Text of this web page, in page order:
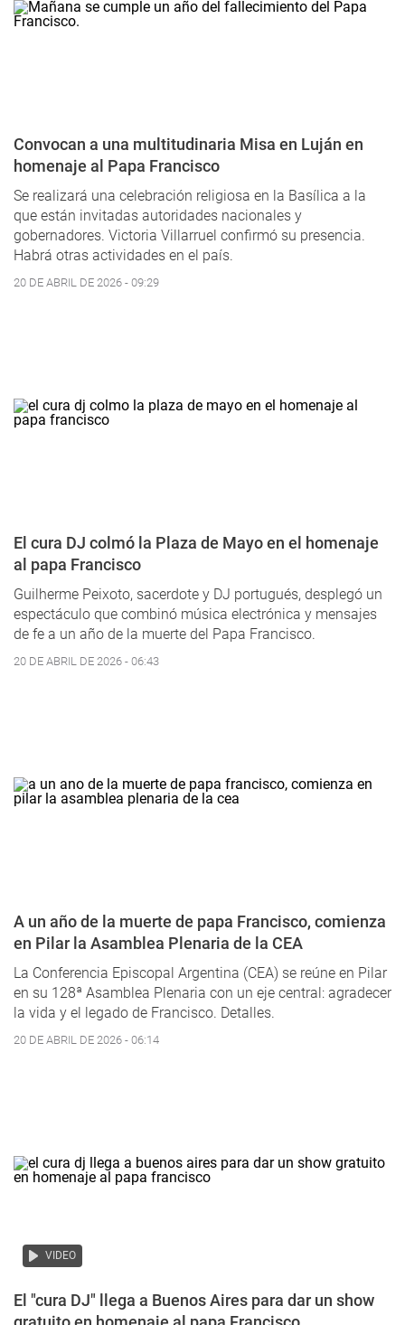
Convocan a una multitudinaria Misa en Luján en
homenaje al Papa Francisco
Se realizará una celebración religiosa en la Basílica a la
que están invitadas autoridades nacionales y
gobernadores. Victoria Villarruel confirmó su presencia.
Habrá otras actividades en el país.
20 DE ABRIL DE 2026 - 09:29
El cura DJ colmó la Plaza de Mayo en el homenaje
al papa Francisco
Guilherme Peixoto, sacerdote y DJ portugués, desplegó un
espectáculo que combinó música electrónica y mensajes
de fe a un año de la muerte del Papa Francisco.
20 DE ABRIL DE 2026 - 06:43
A un año de la muerte de papa Francisco, comienza
en Pilar la Asamblea Plenaria de la CEA
La Conferencia Episcopal Argentina (CEA) se reúne en Pilar
en su 128ª Asamblea Plenaria con un eje central: agradecer
la vida y el legado de Francisco. Detalles.
20 DE ABRIL DE 2026 - 06:14
VIDEO
El "cura DJ" llega a Buenos Aires para dar un show